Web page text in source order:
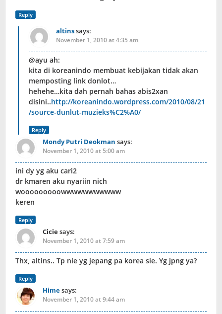
Reply
altinssays:
November 1, 2010 at 4:35 am
@ayu ah:
kita di koreanindo membuat kebijakan tidak akan
memposting link donlot…
hehehe…kita dah pernah bahas abis2xan
disini..http://koreanindo.wordpress.com/2010/08/21
/source-dunlut-muzieks%C2%A0/
Reply
Mondy Putri Deokman says:
November 1, 2010 at 5:00 am
ini dy yg aku cari2
dr kmaren aku nyariin nich
wooooooooowwwwwwwwwww
keren
Reply
Ciciesays:
November 1, 2010 at 7:59 am
Thx, altins.. Tp nie yg jepang pa korea sie. Yg jpng ya?
Reply
Himesays:
November 1, 2010 at 9:44 am